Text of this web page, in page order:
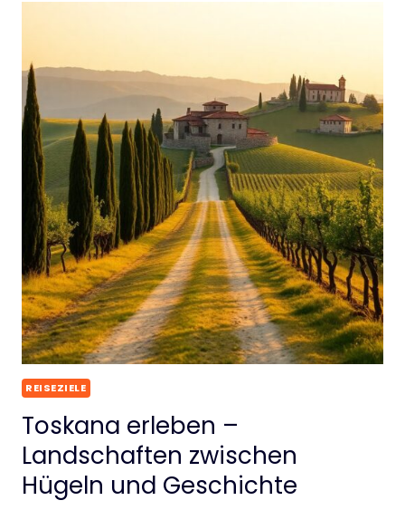
REISEZIELE
Toskana erleben –
Landschaften zwischen
Hügeln und Geschichte